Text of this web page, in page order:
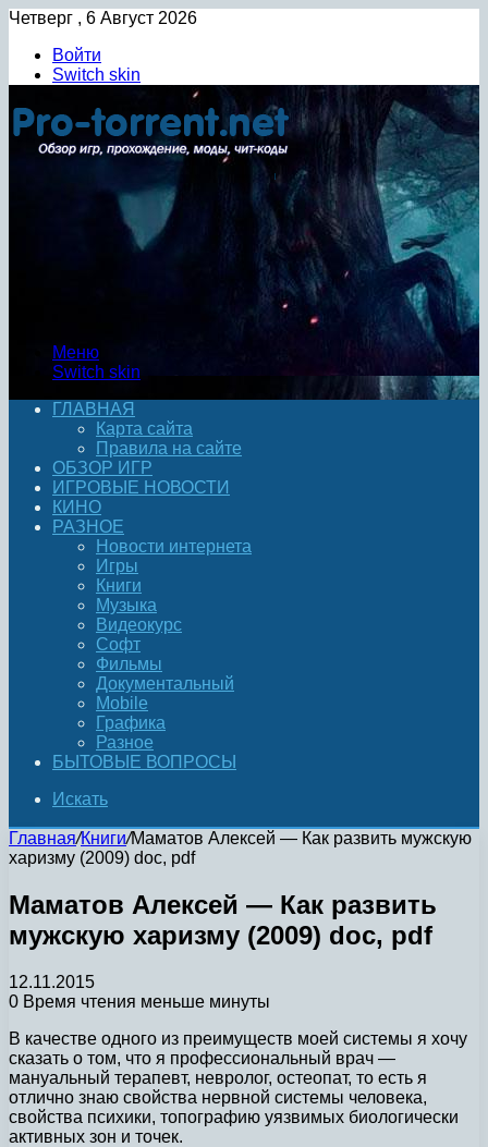
Четверг , 6 Август 2026
Войти
Switch skin
Меню
Switch skin
ГЛАВНАЯ
Карта сайта
Правила на сайте
ОБЗОР ИГР
ИГРОВЫЕ НОВОСТИ
КИНО
РАЗНОЕ
Новости интернета
Игры
Книги
Музыка
Видеокурс
Софт
Фильмы
Документальный
Mobile
Графика
Разное
БЫТОВЫЕ ВОПРОСЫ
Искать
Главная/Книги/Маматов Алексей — Как развить мужскую
харизму (2009) doc, pdf
Маматов Алексей — Как развить
мужскую харизму (2009) doc, pdf
12.11.2015
0 Время чтения меньше минуты
В качестве одного из преимуществ моей системы я хочу
сказать о том, что я профессиональный врач —
мануальный терапевт, невролог, остеопат, то есть я
отлично знаю свойства нервной системы человека,
свойства психики, топографию уязвимых биологически
активных зон и точек.